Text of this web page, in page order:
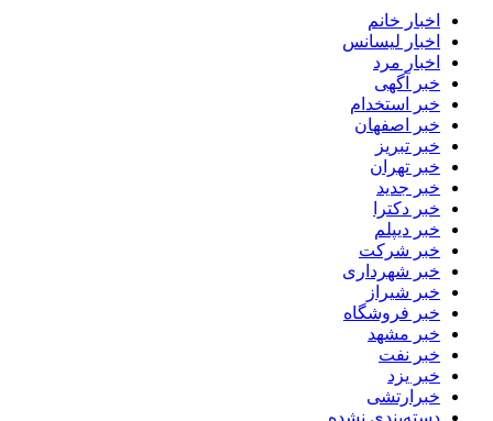
اخبار خانم
اخبار لیسانس
اخبار مرد
خبر آگهی
خبر استخدام
خبر اصفهان
خبر تبریز
خبر تهران
خبر جدید
خبر دکترا
خبر دیپلم
خبر شرکت
خبر شهرداری
خبر شیراز
خبر فروشگاه
خبر مشهد
خبر نفت
خبر یزد
خبرارتشی